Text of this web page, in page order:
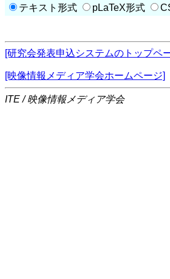
テキスト形式
pLaTeX形式
[研究会発表申込システムのトップペ
[映像情報メディア学会ホームページ]
ITE / 映像情報メディア学会